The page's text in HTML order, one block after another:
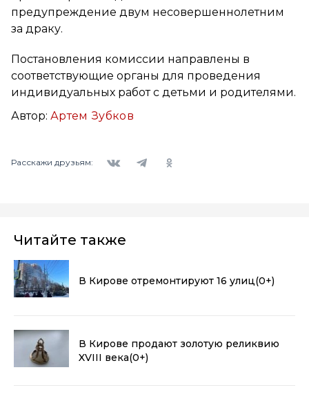
предупреждение двум несовершеннолетним
за драку.
Постановления комиссии направлены в
соответствующие органы для проведения
индивидуальных работ с детьми и родителями.
Автор: Артем Зубков
Расскажи друзьям:
Читайте также
В Кирове отремонтируют 16 улиц(0+)
В Кирове продают золотую реликвию
XVIII века(0+)